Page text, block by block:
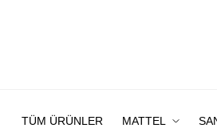
TÜM ÜRÜNLER MATTEL